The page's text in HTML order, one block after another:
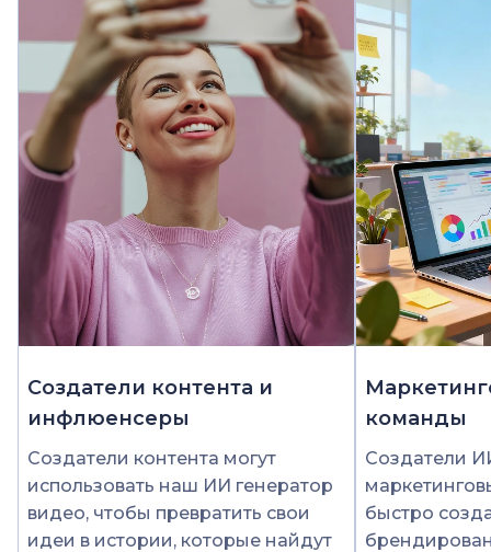
Создатели контента и
инфлюенсеры
Создатели контента могут
использовать наш ИИ генератор
видео, чтобы превратить свои
идеи в истории, которые найдут
команды
Создатели
быстро